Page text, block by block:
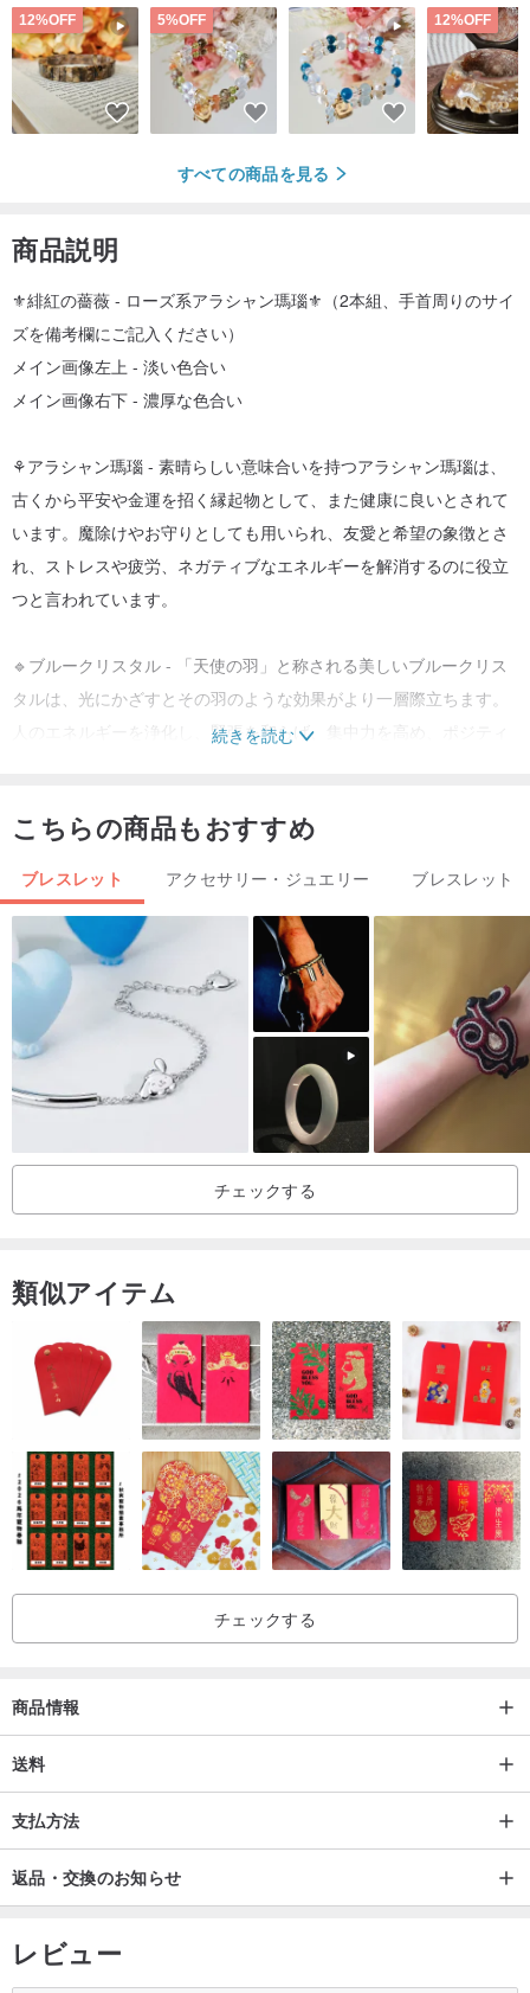
12%OFF 5%OFF 12%OFF
すべての商品を見る
商品説明
⚜️緋紅の薔薇 - ローズ系アラシャン瑪瑙⚜️（2本組、手首周りのサイ
ズを備考欄にご記入ください）
メイン画像左上 - 淡い色合い
メイン画像右下 - 濃厚な色合い
⚘️アラシャン瑪瑙 - 素晴らしい意味合いを持つアラシャン瑪瑙は、
古くから平安や金運を招く縁起物として、また健康に良いとされて
います。魔除けやお守りとしても用いられ、友愛と希望の象徴とさ
れ、ストレスや疲労、ネガティブなエネルギーを解消するのに役立
つと言われています。
🔹ブルークリスタル - 「天使の羽」と称される美しいブルークリス
タルは、光にかざすとその羽のような効果がより一層際立ちます。
人のエネルギーを浄化し、緊張を和らげ、集中力を高め、ポジティ
🔹ホワイトクリスタル - ポジティブなエネルギーを高めるホワイト
すだけでなく、魔除けやネガティブなエネルギーからの防御にも効
果があり、外部からの影響を受けにくいエネルギーフィールドを強
化します。
👉クリスタルサイズ: 9.5-10mm
✨素材について｜あなたのクリスタルブレスレット
すべてのブレスレットには以下を使用しています。
🔸天然クリスタルと14KGF（14金ゴールドフィルド）パーツ
🔸日本製高弾性シルク糸。しなやかで耐久性があり、手首にぴった
タルの数やパーツの比率を長さに合わせて微調整する場合がござい
ますが、全体のスタイルとデザインコンセプトは変わりませんので
ご安心ください。
✨天然クリスタルに関する小さな注意点:
それぞれのクリスタルは自然の産物であり、表面に雲のような模
様、天然の紋様、クラック、共生鉱物が見られることがございま
す。これらはクリスタルが持つユニークな印であり、その最も美し
い部分でもあります。
だからこそ、一本一本のブレスレットが唯一無二の存在なのです。
1️⃣ ブレスレットの表面に汚れや傷があるのはなぜですか？
したり汗の汚れが蓄積したりするために起こる正常な現象です。傷
は、着用中に金属同士や金属とクリスタルの間で自然に生じる摩擦
痕です。
クリスタルと金属が長時間摩擦することで、接合部に黒い汚れや部
純銀、14KGF、K金、真鍮など、どの素材でも起こりうる自然な物
続きを読む
こちらの商品もおすすめ
ブレスレット アクセサリー・ジュエリー ブレスレット
チェックする
類似アイテム
チェックする
商品情報
送料
支払方法
返品・交換のお知らせ
レビュー